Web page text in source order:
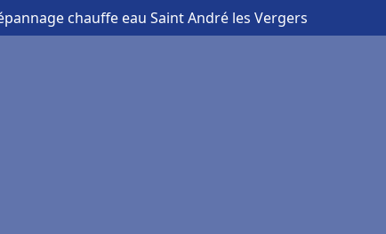
chauffe eau Saint André les Vergers